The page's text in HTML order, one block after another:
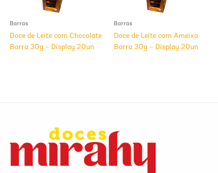
Barras
Doce de Leite com Chocolate
Barra 30g – Display 20un
Barras
Doce de Leite com Ameixa
Barra 30g – Display 20un